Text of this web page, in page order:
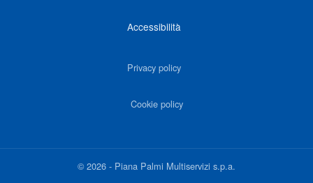
Accessibilità
Privacy policy
Cookie policy
©2026 - Piana Palmi Multiservizi s.p.a.